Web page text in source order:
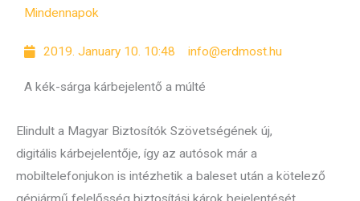
Mindennapok
2019. January 10. 10:48 info@erdmost.hu
A kék-sárga kárbejelentő a múlté
Elindult a Magyar Biztosítók Szövetségének új,
digitális kárbejelentője, így az autósok már a
mobiltelefonjukon is intézhetik a baleset után a kötelező